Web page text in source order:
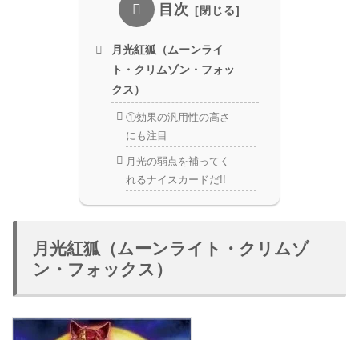
目次
月光紅狐（ムーンライ
ト・クリムゾン・フォッ
クス）
①効果の汎用性の高さ
にも注目
月光の弱点を補ってく
れるナイスカードだ!!
月光紅狐（ムーンライト・クリムゾ
ン・フォックス）